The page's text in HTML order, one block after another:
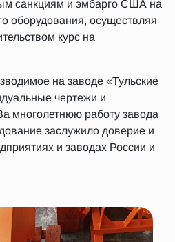
санкциям и эмбарго США на
оборудования, осуществляя
курс на
на заводе «Тульские
чертежи и
многолетнюю работу завода
заслужило доверие и
и заводах России и